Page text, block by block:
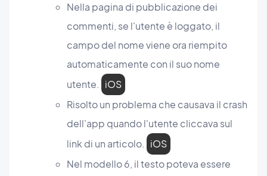
Nella pagina di pubblicazione dei
commenti, se l'utente è loggato, il
campo del nome viene ora riempito
automaticamente con il suo nome
utente. iOS
Risolto un problema che causava il crash
dell'app quando l'utente cliccava sul
link di un articolo. iOS
Nel modello 6, il testo poteva essere